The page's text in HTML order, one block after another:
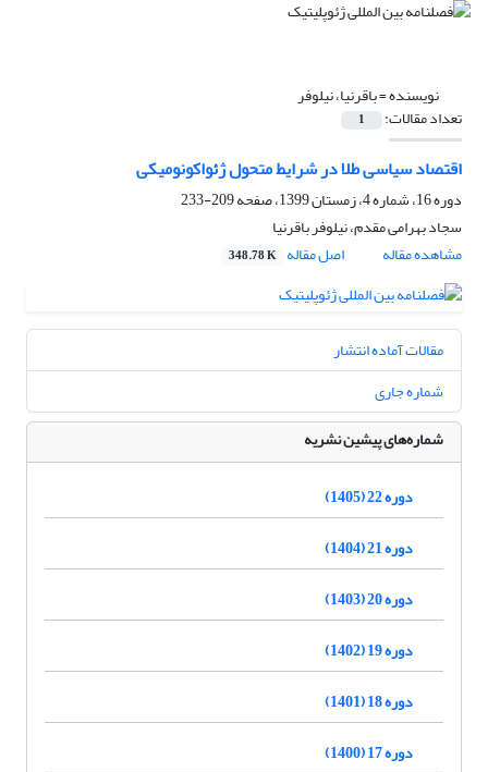
نویسنده =باقرنیا، نیلوفر
تعداد مقالات: 1
اقتصاد سیاسی طلا در شرایط متحول ژئواکونومیکی
دوره 16، شماره 4، زمستان 1399، صفحه
209-233
سجاد بهرامی مقدم، نیلوفر باقرنیا
مشاهده مقاله
اصل مقاله 348.78 K
مقالات آماده انتشار
شماره جاری
شماره‌های پیشین نشریه
دوره 22 (1405)
دوره 21 (1404)
دوره 20 (1403)
دوره 19 (1402)
دوره 18 (1401)
دوره 17 (1400)